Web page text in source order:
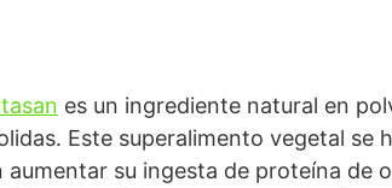
es un ingrediente natural en
Este superalimento vegetal se
su ingesta de proteína de